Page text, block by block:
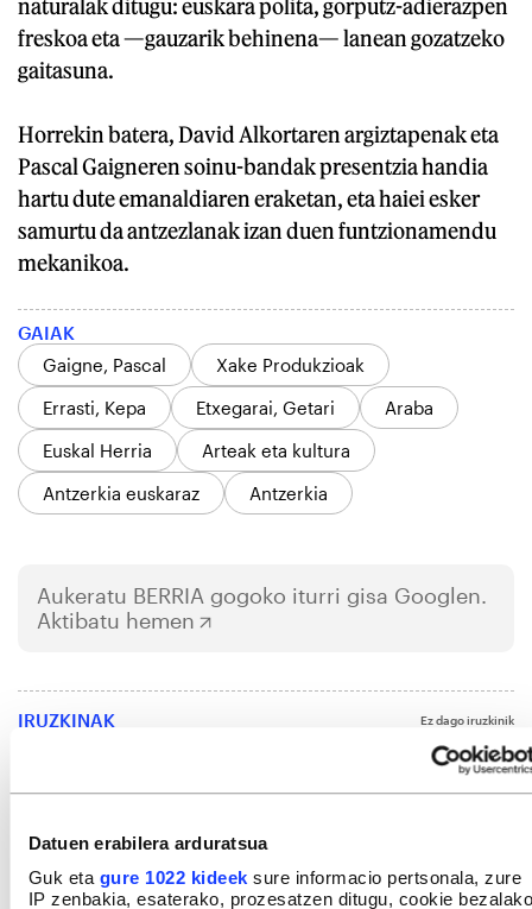
Datuen erabilera arduratsua
Guk eta gure 1022 kideek sure informacio pertsonala, zure
IP zenbakia, esaterako, prozesatzen ditugu, cookie bezalako
naturalak ditugu: euskara polita, gorputz-adierazpen
freskoa eta —gauzarik behinena— lanean gozatzeko
gaitasuna.
Horrekin batera, David Alkortaren argiztapenak eta
Pascal Gaigneren soinu-bandak presentzia handia
hartu dute emanaldiaren eraketan, eta haiei esker
samurtu da antzezlanak izan duen funtzionamendu
mekanikoa.
GAIAK
Gaigne, Pascal
Xake Produkzioak
Errasti, Kepa
Etxegarai, Getari
Araba
Euskal Herria
Arteak eta kultura
Antzerkia euskaraz
Antzerkia
Aukeratu BERRIA gogoko iturri gisa Googlen.
Aktibatu hemen
IRUZKINAK Ez dago iruzkinik